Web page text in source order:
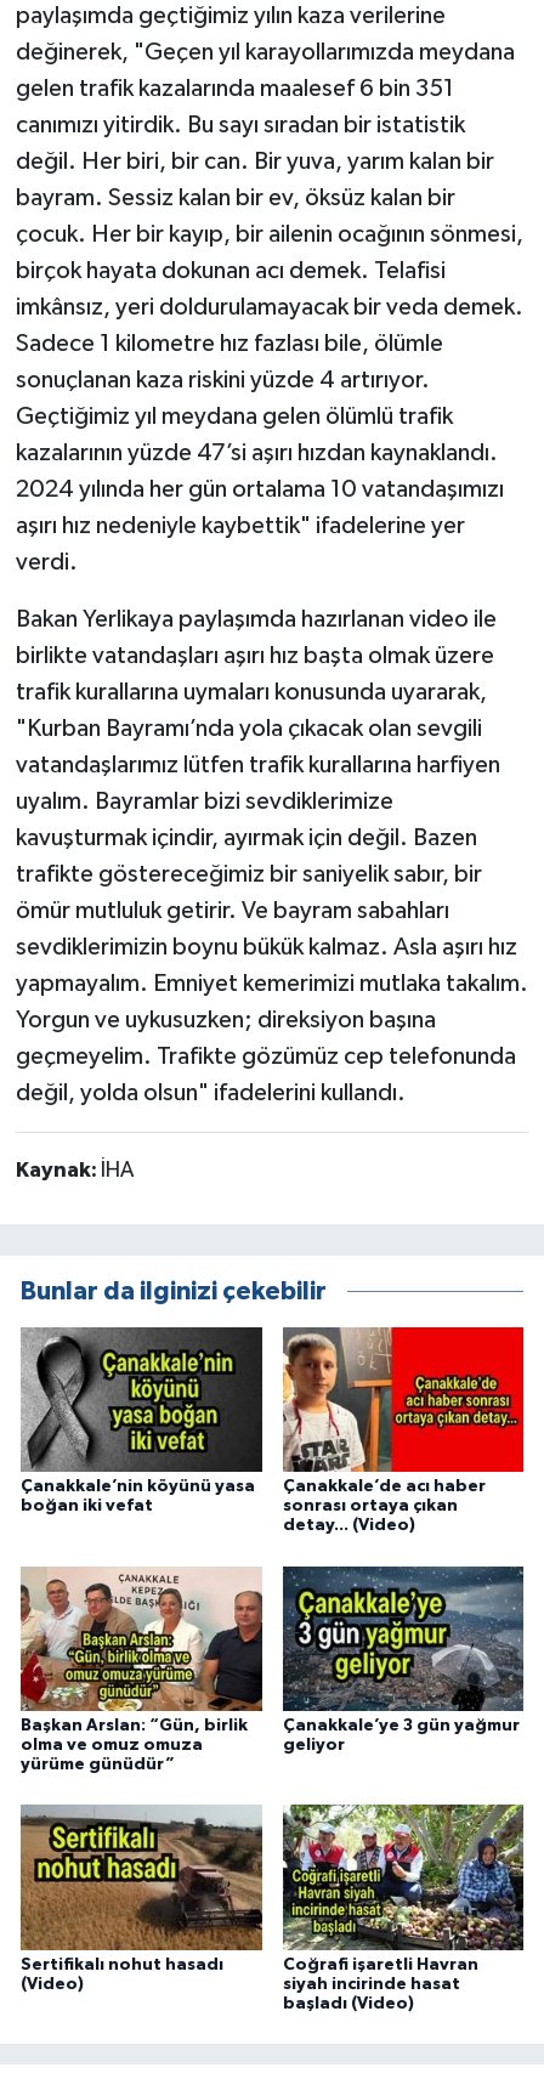
paylaşımda geçtiğimiz yılın kaza verilerine
değinerek, "Geçen yıl karayollarımızda meydana
gelen trafik kazalarında maalesef 6 bin 351
canımızı yitirdik. Bu sayı sıradan bir istatistik
değil. Her biri, bir can. Bir yuva, yarım kalan bir
bayram. Sessiz kalan bir ev, öksüz kalan bir
çocuk. Her bir kayıp, bir ailenin ocağının sönmesi,
birçok hayata dokunan acı demek. Telafisi
imkânsız, yeri doldurulamayacak bir veda demek.
Sadece 1 kilometre hız fazlası bile, ölümle
sonuçlanan kaza riskini yüzde 4 artırıyor.
Geçtiğimiz yıl meydana gelen ölümlü trafik
kazalarının yüzde 47’si aşırı hızdan kaynaklandı.
2024 yılında her gün ortalama 10 vatandaşımızı
aşırı hız nedeniyle kaybettik" ifadelerine yer
verdi.
Bakan Yerlikaya paylaşımda hazırlanan video ile
birlikte vatandaşları aşırı hız başta olmak üzere
trafik kurallarına uymaları konusunda uyararak,
"Kurban Bayramı’nda yola çıkacak olan sevgili
vatandaşlarımız lütfen trafik kurallarına harfiyen
uyalım. Bayramlar bizi sevdiklerimize
kavuşturmak içindir, ayırmak için değil. Bazen
trafikte göstereceğimiz bir saniyelik sabır, bir
ömür mutluluk getirir. Ve bayram sabahları
sevdiklerimizin boynu bükük kalmaz. Asla aşırı hız
yapmayalım. Emniyet kemerimizi mutlaka takalım.
Yorgun ve uykusuzken; direksiyon başına
geçmeyelim. Trafikte gözümüz cep telefonunda
değil, yolda olsun" ifadelerini kullandı.
Kaynak: İHA
Bunlar da ilginizi çekebilir
Çanakkale’nin köyünü yasa
boğan iki vefat
Çanakkale’de acı haber
sonrası ortaya çıkan
detay... (Video)
Başkan Arslan: “Gün, birlik
olma ve omuz omuza
yürüme günüdür”
Çanakkale’ye 3 gün yağmur
geliyor
Sertifikalı nohut hasadı
(Video)
Coğrafi işaretli Havran
siyah incirinde hasat
başladı (Video)